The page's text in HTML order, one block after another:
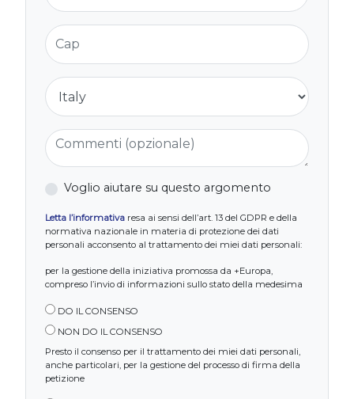
Cap
Nazione
Commenti (opzionale)
Voglio aiutare su questo argomento
Letta l’informativa resa ai sensi dell’art. 13 del GDPR e della
normativa nazionale in materia di protezione dei dati
personali acconsento al trattamento dei miei dati personali:
per la gestione della iniziativa promossa da +Europa,
compreso l’invio di informazioni sullo stato della medesima
DO IL CONSENSO
NON DO IL CONSENSO
Presto il consenso per il trattamento dei miei dati personali,
anche particolari, per la gestione del processo di firma della
petizione